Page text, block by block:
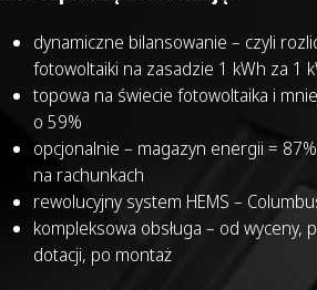
dynamiczne bilansowanie – czyli
fotowoltaiki na zasadzie 1 kWh za 1
topowa na świecie fotowoltaika i
o 59%
opcjonalnie – magazyn energii =
na rachunkach
rewolucyjny system HEMS –
kompleksowa obsługa – od wyceny,
dotacji, po montaż